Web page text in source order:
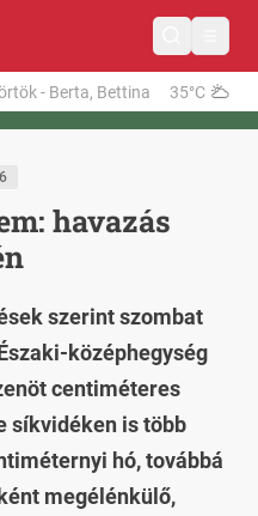
- Berta, Bettina 35°C
havazás
szerint szombat
középhegység
centiméteres
síkvidéken is több
hó, továbbá
megélénkülő,